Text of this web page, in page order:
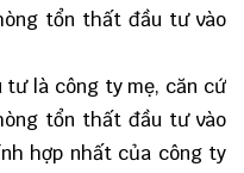
tổn thất đầu tư vào
là công ty mẹ, căn cứ
tổn thất đầu tư vào
hợp nhất của công ty